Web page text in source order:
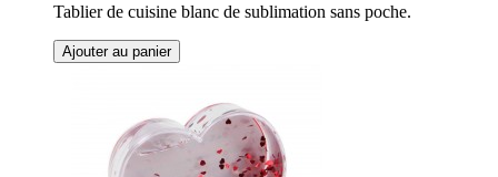
Tablier de cuisine blanc de sublimation sans poche.
Ajouter au panier